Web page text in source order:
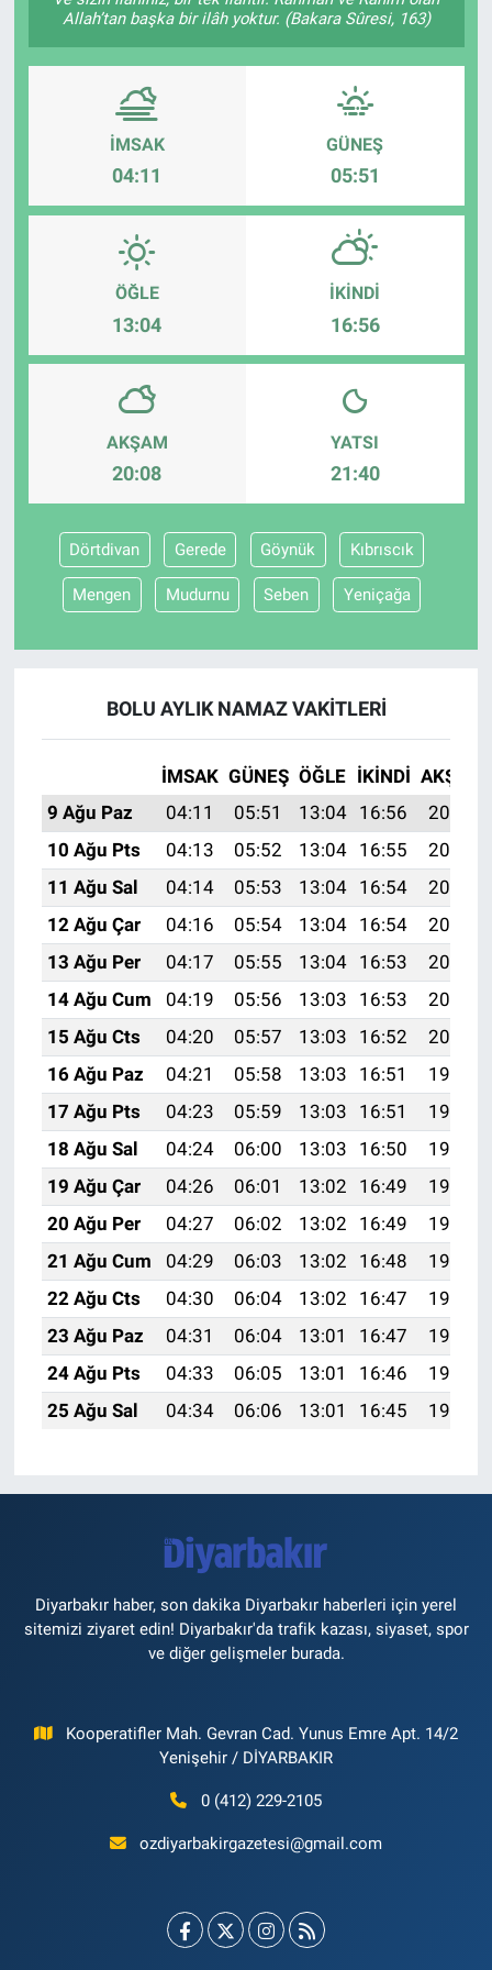
Allah’tan başka bir ilâh yoktur. (Bakara Sûresi, 163)
İMSAK
04:11
GÜNEŞ
05:51
ÖĞLE
13:04
İKINDI
16:56
AKŞAM
20:08
YATSI
21:40
Dörtdivan Gerede Göynük Kıbrıscık
Mengen Mudurnu Seben Yeniçağa
BOLU AYLIK NAMAZ VAKITLERI
İMSAK GÜNEŞ ÖĞLE İKINDI AKŞAM
9 Ağu Paz
04:11 05:51 13:04 16:56
20:08
10 Ağu Pts
04:13 05:52 13:04 16:55
20:07
11 Ağu Sal
04:14 05:53 13:04 16:54
20:05
12 Ağu Çar
04:16 05:54 13:04 16:54
20:04
13 Ağu Per
04:17 05:55 13:04 16:53
20:03
14 Ağu Cum
04:19 05:56 13:03 16:53
20:01
15 Ağu Cts
04:20 05:57 13:03 16:52
20:00
16 Ağu Paz
04:21 05:58 13:03 16:51
19:59
17 Ağu Pts
04:23 05:59 13:03 16:51
19:57
18 Ağu Sal
04:24 06:00 13:03 16:50
19:56
19 Ağu Çar
04:26 06:01 13:02 16:49
19:54
20 Ağu Per
04:27 06:02 13:02 16:49
19:53
21 Ağu Cum
04:29 06:03 13:02 16:48
19:51
22 Ağu Cts
04:30 06:04 13:02 16:47
19:50
23 Ağu Paz
04:31 06:04 13:01 16:47
19:48
24 Ağu Pts
04:33 06:05 13:01 16:46
19:47
25 Ağu Sal
04:34 06:06 13:01 16:45 19:45
Diyarbakır haber, son dakika Diyarbakır haberleri için yerel
sitemizi ziyaret edin! Diyarbakır'da trafik kazası, siyaset, spor
ve diğer gelişmeler burada.
Kooperatifler Mah. Gevran Cad. Yunus Emre Apt. 14/2
Yenişehir / DİYARBAKIR
0 (412) 229-2105
ozdiyarbakirgazetesi@gmail.com
ÖZEL HABER
POLİTİKA
SAĞLIK
TEKNOLOJİ